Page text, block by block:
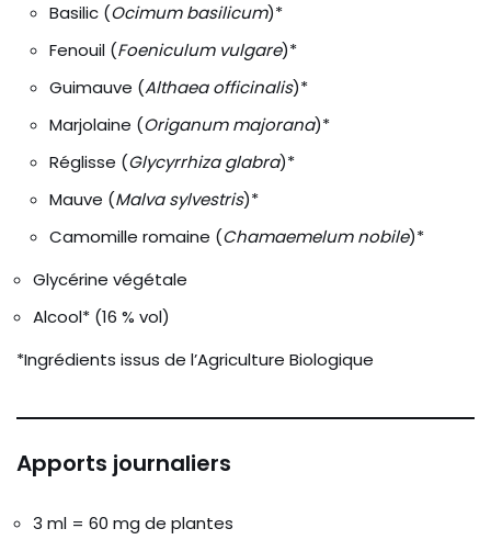
Basilic (Ocimum basilicum)*
Fenouil (Foeniculum vulgare)*
Guimauve (Althaea officinalis)*
Marjolaine (Origanum majorana)*
Réglisse (Glycyrrhiza glabra)*
Mauve (Malva sylvestris)*
Camomille romaine (Chamaemelum nobile)*
Glycérine végétale
Alcool* (16 % vol)
*Ingrédients issus de l’Agriculture Biologique
Apports journaliers
3 ml = 60 mg de plantes